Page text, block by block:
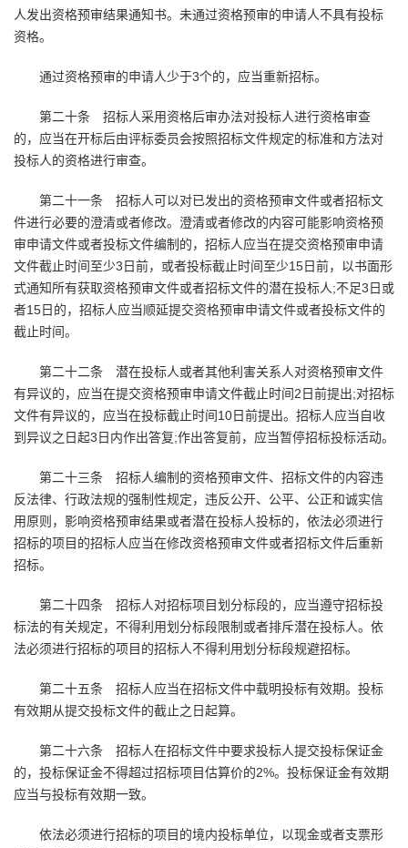
人发出资格预审结果通知书。未通过资格预审的申请人不具有投标
资格。
通过资格预审的申请人少于3个的，应当重新招标。
第二十条 招标人采用资格后审办法对投标人进行资格审查
的，应当在开标后由评标委员会按照招标文件规定的标准和方法对
投标人的资格进行审查。
第二十一条 招标人可以对已发出的资格预审文件或者招标文
件进行必要的澄清或者修改。澄清或者修改的内容可能影响资格预
审申请文件或者投标文件编制的，招标人应当在提交资格预审申请
文件截止时间至少3日前，或者投标截止时间至少15日前，以书面形
式通知所有获取资格预审文件或者招标文件的潜在投标人;不足3日或
者15日的，招标人应当顺延提交资格预审申请文件或者投标文件的
截止时间。
第二十二条 潜在投标人或者其他利害关系人对资格预审文件
有异议的，应当在提交资格预审申请文件截止时间2日前提出;对招标
文件有异议的，应当在投标截止时间10日前提出。招标人应当自收
到异议之日起3日内作出答复;作出答复前，应当暂停招标投标活动。
第二十三条 招标人编制的资格预审文件、招标文件的内容违
反法律、行政法规的强制性规定，违反公开、公平、公正和诚实信
用原则，影响资格预审结果或者潜在投标人投标的，依法必须进行
招标的项目的招标人应当在修改资格预审文件或者招标文件后重新
招标。
第二十四条 招标人对招标项目划分标段的，应当遵守招标投
标法的有关规定，不得利用划分标段限制或者排斥潜在投标人。依
法必须进行招标的项目的招标人不得利用划分标段规避招标。
第二十五条 招标人应当在招标文件中载明投标有效期。投标
有效期从提交投标文件的截止之日起算。
第二十六条 招标人在招标文件中要求投标人提交投标保证金
的，投标保证金不得超过招标项目估算价的2%。投标保证金有效期
应当与投标有效期一致。
依法必须进行招标的项目的境内投标单位，以现金或者支票形